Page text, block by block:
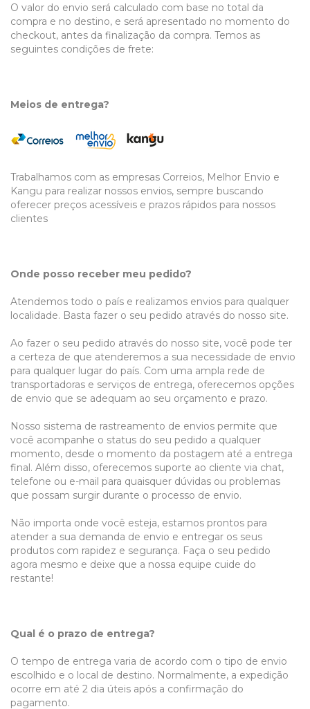
O valor do envio será calculado com base no total da
compra e no destino, e será apresentado no momento do
checkout, antes da finalização da compra. Temos as
seguintes condições de frete:
Meios de entrega?
Trabalhamos com as empresas Correios, Melhor Envio e
Kangu para realizar nossos envios, sempre buscando
oferecer preços acessíveis e prazos rápidos para nossos
clientes
Onde posso receber meu pedido?
Atendemos todo o país e realizamos envios para qualquer
localidade. Basta fazer o seu pedido através do nosso site.
Ao fazer o seu pedido através do nosso site, você pode ter
a certeza de que atenderemos a sua necessidade de envio
para qualquer lugar do país. Com uma ampla rede de
transportadoras e serviços de entrega, oferecemos opções
de envio que se adequam ao seu orçamento e prazo.
Nosso sistema de rastreamento de envios permite que
você acompanhe o status do seu pedido a qualquer
momento, desde o momento da postagem até a entrega
final. Além disso, oferecemos suporte ao cliente via chat,
telefone ou e-mail para quaisquer dúvidas ou problemas
que possam surgir durante o processo de envio.
Não importa onde você esteja, estamos prontos para
atender a sua demanda de envio e entregar os seus
produtos com rapidez e segurança. Faça o seu pedido
agora mesmo e deixe que a nossa equipe cuide do
restante!
Qual é o prazo de entrega?
O tempo de entrega varia de acordo com o tipo de envio
escolhido e o local de destino. Normalmente, a expedição
ocorre em até 2 dia úteis após a confirmação do
pagamento.